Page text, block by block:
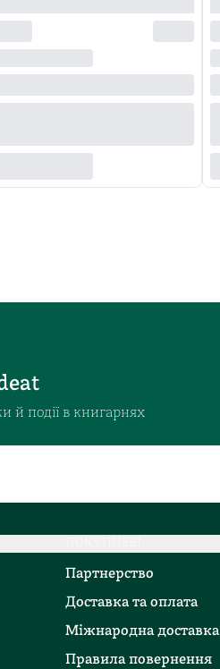
й події в книгарнях
Партнерство
Доставка та оплата
Міжнародна доставка
Правила повернення